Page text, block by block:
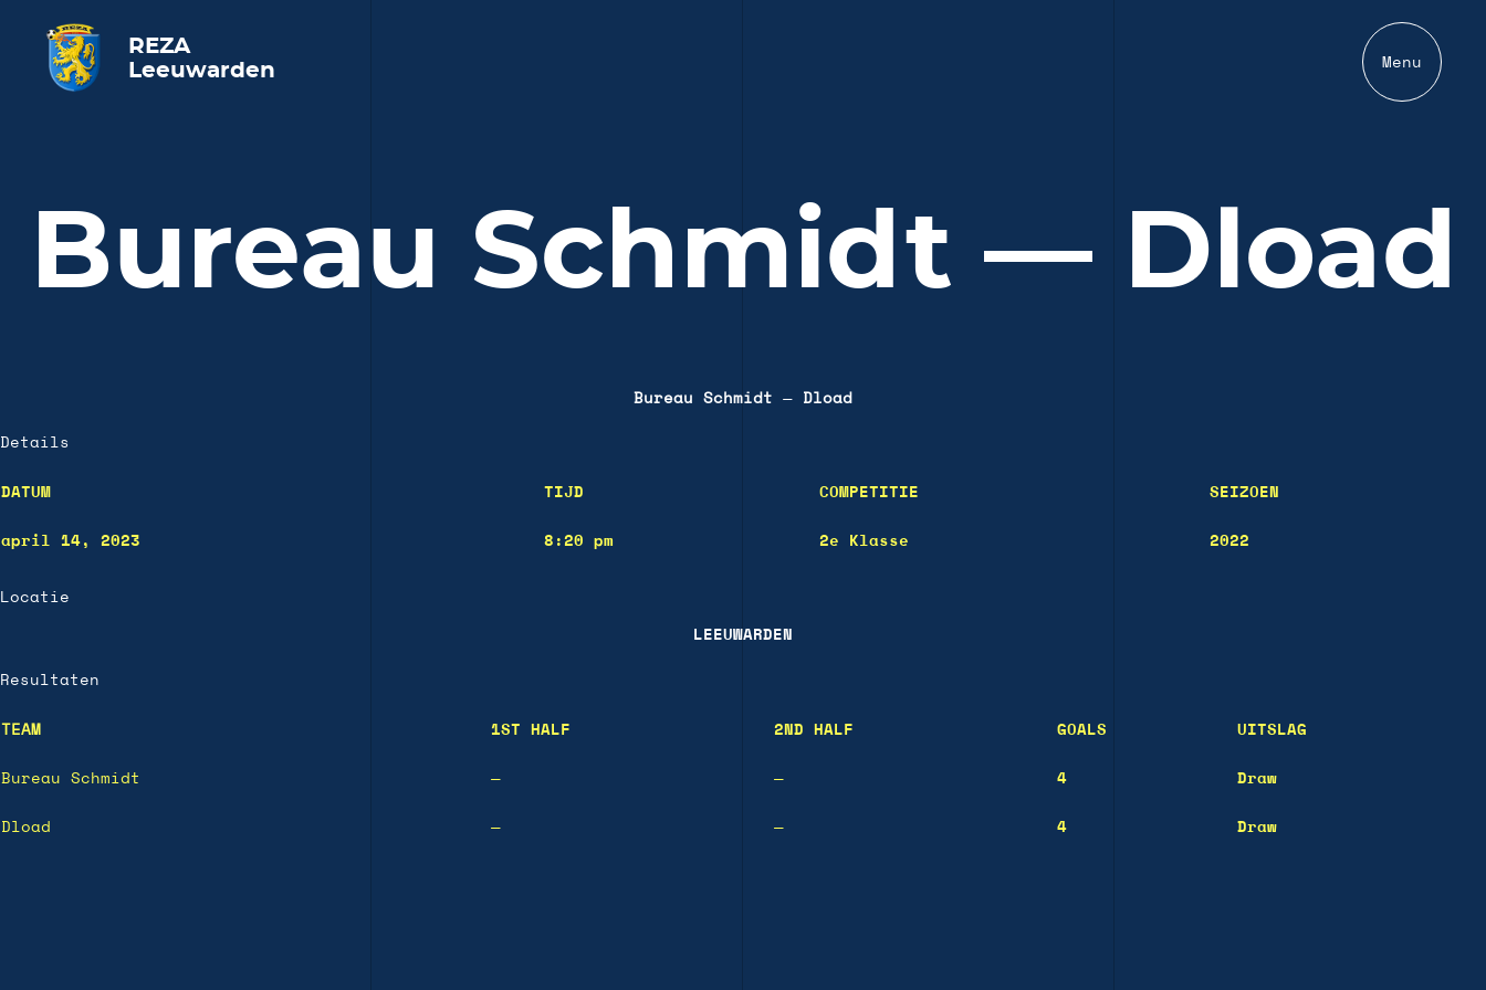
REZA
Leeuwarden
Menu
Bureau Schmidt — Dload
Bureau Schmidt — Dload
Details
DATUM TIJD COMPETITIE SEIZOEN
april 14, 2023 8:20 pm 2e Klasse 2022
Locatie
LEEUWARDEN
Resultaten
TEAM 1ST HALF 2ND HALF GOALS UITSLAG
Bureau Schmidt — — 4 Draw
Dload — — 4 Draw